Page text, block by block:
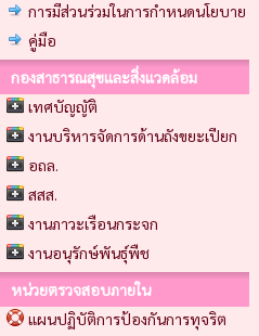
การมีส่วนร่วมในการกำหนดนโยบาย
คู่มือ
กองสาธารณสุขและสิ่งแวดล้อม
เทศบัญญัติ
งานบริหารจัดการด้านถังขยะเปียก
อถล.
สสส.
งานภาวะเรือนกระจก
งานอนุรักษ์พันธุ์พืช
หน่วยตรวจสอบภายใน
แผนปฏิบัติการป้องกันการทุจริต